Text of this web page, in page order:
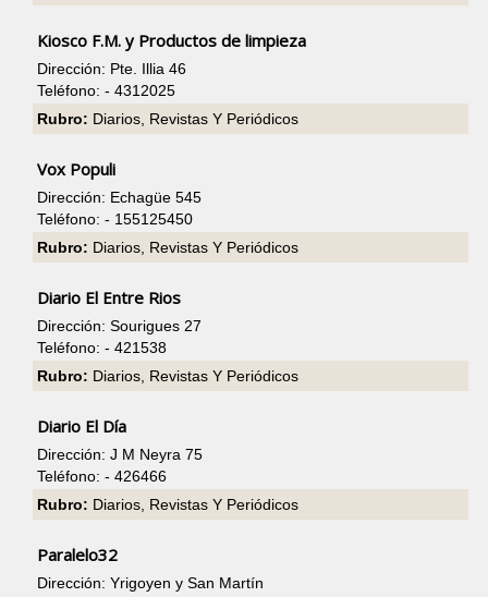
Kiosco F.M. y Productos de limpieza
Dirección: Pte. Illia 46
Teléfono: - 4312025
Rubro: Diarios, Revistas Y Periódicos
Vox Populi
Dirección: Echagüe 545
Teléfono: - 155125450
Rubro: Diarios, Revistas Y Periódicos
Diario El Entre Rios
Dirección: Sourigues 27
Teléfono: - 421538
Rubro: Diarios, Revistas Y Periódicos
Diario El Día
Dirección: J M Neyra 75
Teléfono: - 426466
Rubro: Diarios, Revistas Y Periódicos
Paralelo32
Dirección: Yrigoyen y San Martín